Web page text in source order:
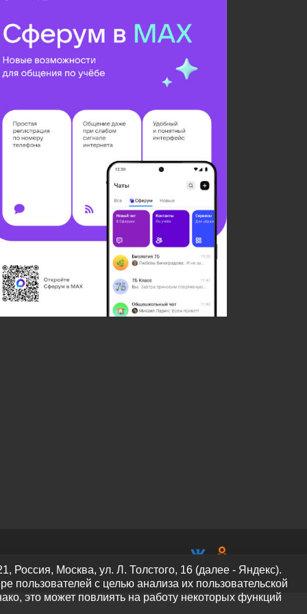
Россия, Москва, ул. Л. Толстого, 16 (далее - Яндекс).
с целью анализа их пользовательской
это может повлиять на работу некоторых функций